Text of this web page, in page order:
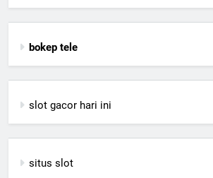
bokep tele
slot gacor hari ini
situs slot